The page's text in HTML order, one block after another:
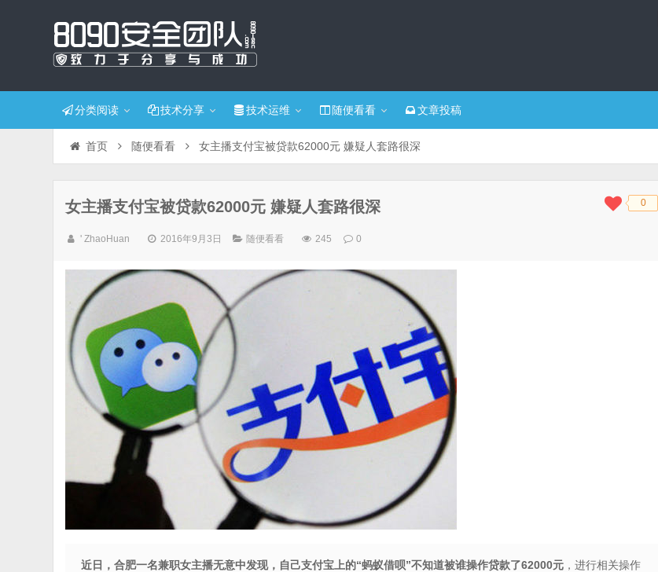
分类阅读 技术分享 技术运维 随便看看 文章投稿
首页 随便看看 女主播支付宝被贷款62000元 嫌疑人套路很深
◆◆ 0
女主播支付宝被贷款62000元 嫌疑人套路很深
' ZhaoHuan 2016年9月3日 随便看看 245 0
近日，合肥一名兼职女主播无意中发现，自己支付宝上的“蚂蚁借呗”不知道被谁操作贷款了62000元 ，进行相关操作